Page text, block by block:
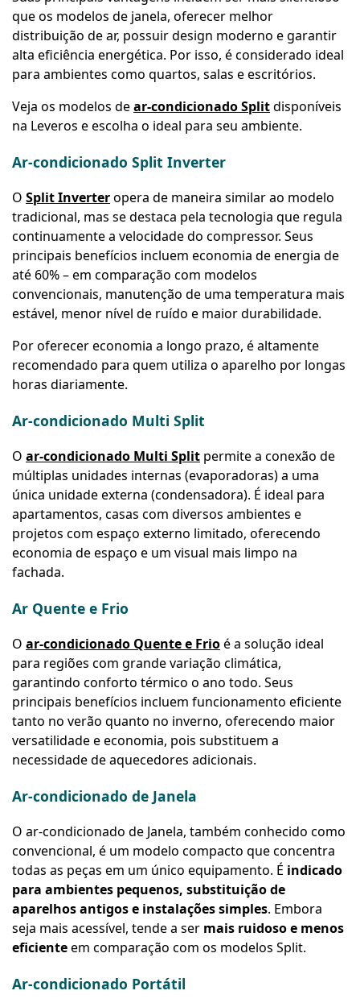
que os modelos de janela, oferecer melhor
distribuição de ar, possuir design moderno e garantir
alta eficiência energética. Por isso, é considerado ideal
para ambientes como quartos, salas e escritórios.
Veja os modelos dear-condicionado Splitdisponíveis
na Leveros e escolha o ideal para seu ambiente.
Ar-condicionado Split Inverter
O Split Inverteropera de maneira similar ao modelo
tradicional, mas se destaca pela tecnologia que regula
continuamente a velocidade do compressor. Seus
principais benefícios incluem economia de energia de
até 60% – em comparação com modelos
convencionais, manutenção de uma temperatura mais
estável, menor nível de ruído e maior durabilidade.
Por oferecer economia a longo prazo, é altamente
recomendado para quem utiliza o aparelho por longas
horas diariamente.
Ar-condicionado Multi Split
O ar-condicionado Multi Split permite a conexão de
múltiplas unidades internas (evaporadoras) a uma
única unidade externa (condensadora). É ideal para
apartamentos, casas com diversos ambientes e
projetos com espaço externo limitado, oferecendo
economia de espaço e um visual mais limpo na
fachada.
Ar Quente e Frio
O ar-condicionado Quente e Frioé a solução ideal
para regiões com grande variação climática,
garantindo conforto térmico o ano todo. Seus
principais benefícios incluem funcionamento eficiente
tanto no verão quanto no inverno, oferecendo maior
versatilidade e economia, pois substituem a
necessidade de aquecedores adicionais.
Ar-condicionado de Janela
O ar-condicionado de Janela, também conhecido como
convencional, é um modelo compacto que concentra
todas as peças em um único equipamento. É indicado
para ambientes pequenos, substituição de
aparelhos antigos e instalações simples. Embora
seja mais acessível, tende a ser mais ruidoso e menos
eficienteem comparação com os modelos Split.
Ar-condicionado Portátil